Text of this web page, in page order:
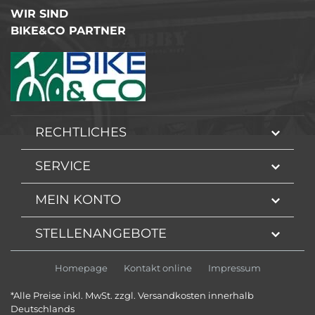
WIR SIND
BIKE&CO PARTNER
RECHTLICHES
SERVICE
MEIN KONTO
STELLENANGEBOTE
Homepage Kontakt online Impressum
*Alle Preise inkl. MwSt. zzgl. Versandkosten innerhalb
Deutschlands